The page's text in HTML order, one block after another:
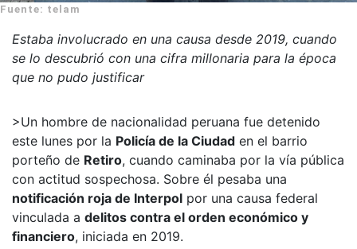
Fuente: telam
Estaba involucrado en una causa desde 2019, cuando
se lo descubrió con una cifra millonaria para la época
que no pudo justificar
>Un hombre de nacionalidad peruana fue detenido
este lunes por la Policía de la Ciudad en el barrio
porteño de Retiro, cuando caminaba por la vía pública
con actitud sospechosa. Sobre él pesaba una
notificación roja de Interpol por una causa federal
vinculada a delitos contra el orden económico y
financiero, iniciada en 2019.